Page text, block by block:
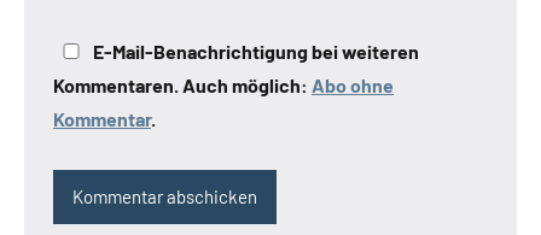
E-Mail-Benachrichtigung bei weiteren
Kommentaren. Auch möglich: Abo ohne
Kommentar.